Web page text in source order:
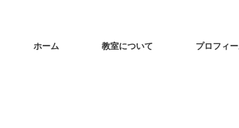
ホーム 教室について プロフィ